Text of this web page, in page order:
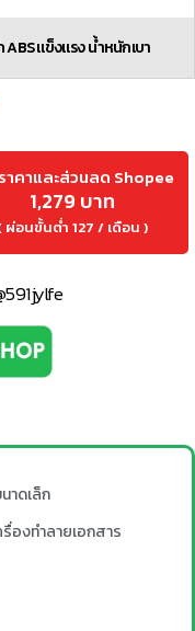
แข็งแรง น้ำหนักเบา
าคาและส่วนลด Shopee
1,279 บาท
ผ่อนขั้นต่ำ 127 / เดือน )
าดเล็ก
รื่องทำลายเอกสาร